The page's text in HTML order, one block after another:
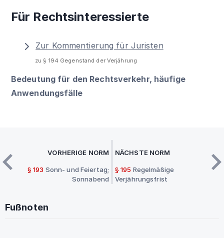
Für Rechtsinteressierte
Zur Kommentierung für Juristen
zu § 194 Gegenstand der Verjährung
Bedeutung für den Rechtsverkehr, häufige
Anwendungsfälle
VORHERIGE NORM
§ 193 Sonn- und Feiertag;
Sonnabend
NÄCHSTE NORM
§ 195 Regelmäßige
Verjährungsfrist
Fußnoten